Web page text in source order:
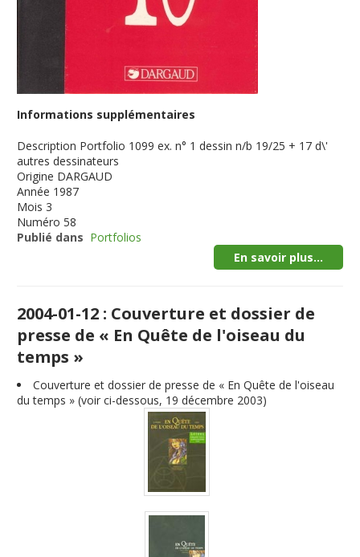
Informations supplémentaires
Description Portfolio 1099 ex. n° 1 dessin n/b 19/25 + 17 d\'
autres dessinateurs
Origine DARGAUD
Année 1987
Mois 3
Numéro 58
Publié dans Portfolios
En savoir plus...
2004-01-12 : Couverture et dossier de
presse de « En Quête de l'oiseau du
temps »
Couverture et dossier de presse de « En Quête de l'oiseau
du temps » (voir ci-dessous, 19 décembre 2003)